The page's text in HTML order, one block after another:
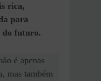
rica,
para
do futuro.
é apenas
mas também